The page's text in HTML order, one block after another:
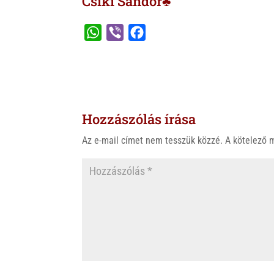
W
A
o
Hozzászólás írása
Az e-mail címet nem tesszük közzé. A kötelező